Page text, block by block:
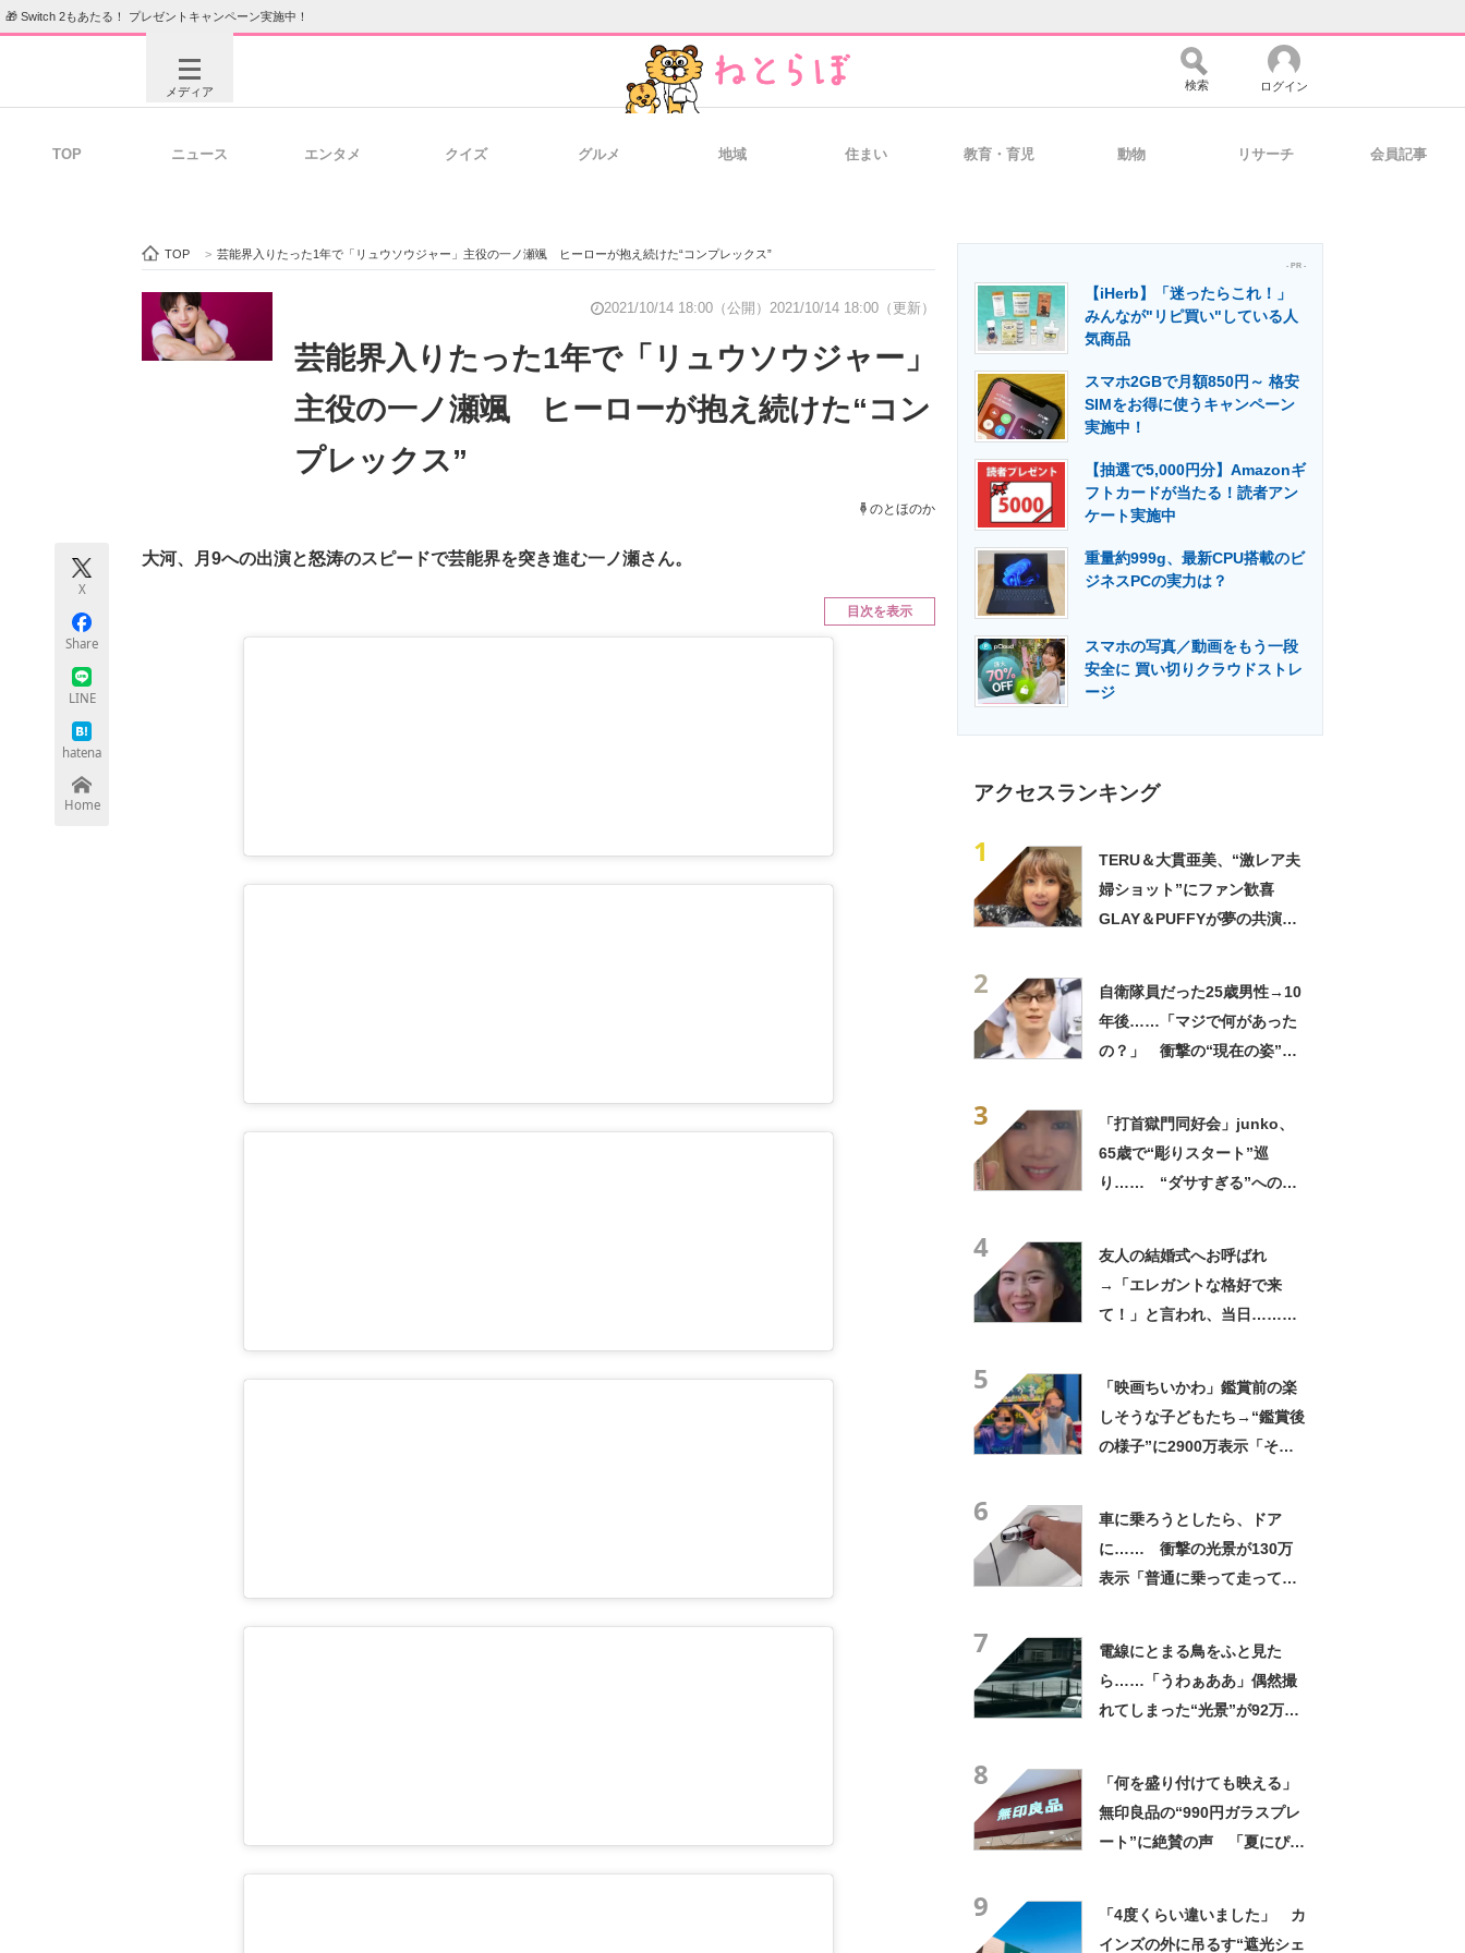
🎁 Switch 2もあたる！ プレゼントキャンペーン実施中！
メディア
ビジネスと働き方のヒント 経営リーダーのコミュニティ マーケ×ITの今がよく分かる
ITエンジニア向け専門サイト 企業向けIT製品の総合サイト IT製品の技術・比較・事例 製造業のIT導入・活用を支援
エネルギーの専門メディア 建設×テクノロジーの最前線
検索 ログイン
TOP ニュース エンタメ クイズ グルメ 地域 住まい 教育・育児 動物 リサーチ 会員記事
TOP > 芸能界入りたった1年で「リュウソウジャー」主役の一ノ瀬颯 ヒーローが抱え続けた“コンプレックス”
2021/10/14 18:00（公開） 2021/10/14 18:00（更新）
芸能界入りたった1年で「リュウソウジャー」
主役の一ノ瀬颯 ヒーローが抱え続けた“コン
プレックス”
のとほのか
X
Share
LINE
hatena
Home
大河、月9への出演と怒涛のスピードで芸能界を突き進む一ノ瀬さん。
目次を表示
- PR -
【iHerb】「迷ったらこれ！」
みんなが"リピ買い"している人
気商品
スマホ2GBで月額850円～ 格安
SIMをお得に使うキャンペーン
実施中！
【抽選で5,000円分】Amazonギ
フトカードが当たる！読者アン
ケート実施中
重量約999g、最新CPU搭載のビ
ジネスPCの実力は？
スマホの写真／動画をもう一段
安全に 買い切りクラウドストレ
ージ
アクセスランキング
1
TERU＆大貫亜美、“激レア夫
婦ショット”にファン歓喜
GLAY＆PUFFYが夢の共演
2
自衛隊員だった25歳男性→10
年後……「マジで何があった
の？」 衝撃の“現在の姿”が
3
「打首獄門同好会」junko、
65歳で“彫りスタート”巡
り…… “ダサすぎる”への持
4
友人の結婚式へお呼ばれ
→「エレガントな格好で来
て！」と言われ、当日……ま
5
「映画ちいかわ」鑑賞前の楽
しそうな子どもたち→“鑑賞後
の様子”に2900万表示「そう
6
車に乗ろうとしたら、ドア
に…… 衝撃の光景が130万
表示「普通に乗って走ってた
7
電線にとまる鳥をふと見た
ら……「うわぁああ」偶然撮
れてしまった“光景”が92万再
8
「何を盛り付けても映える」
無印良品の“990円ガラスプレ
ート”に絶賛の声 「夏にぴっ
9
「4度くらい違いました」 カ
インズの外に吊るす“遮光シェ